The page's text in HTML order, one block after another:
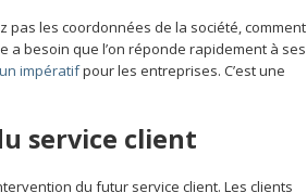
pas les coordonnées de la société, comment
a besoin que l’on réponde rapidement à ses
impératifpour les entreprises. C’est une
service client
du futur service client. Les clients